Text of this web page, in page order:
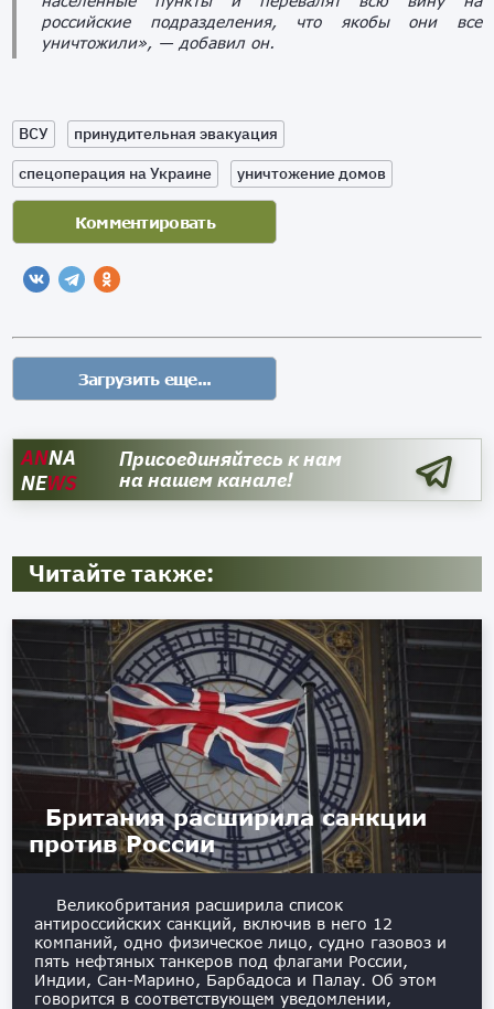
российские подразделения, что якобы они все
уничтожили», — добавил он.
ВСУ
принудительная эвакуация
спецоперация на Украине
уничтожение домов
ANNA
NEWS
Присоединяйтесь к нам
на нашем канале!
Читайте также:
Британия расширила санкции
против России
Великобритания расширила список
антироссийских санкций, включив в него 12
компаний, одно физическое лицо, судно газовоз и
пять нефтяных танкеров под флагами России,
Индии, Сан-Марино, Барбадоса и Палау. Об этом
говорится в соответствующем уведомлении,